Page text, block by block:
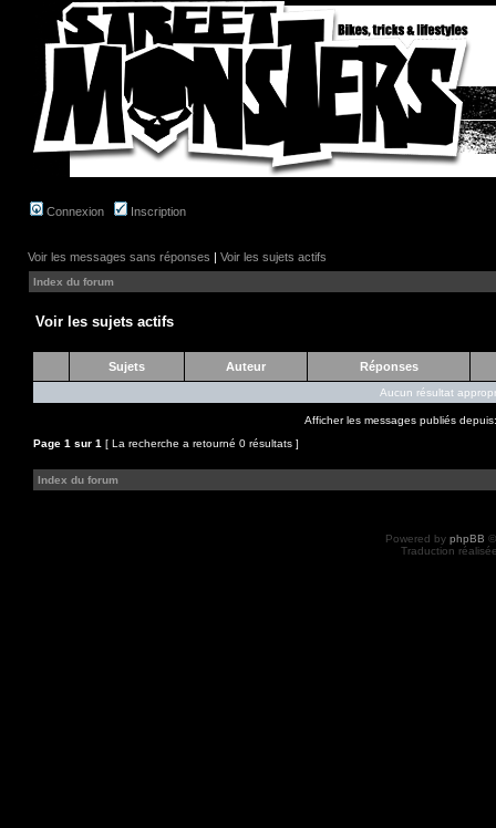
Connexion Inscription
Voir les messages sans réponses | Voir les sujets actifs
Index du forum
Voir les sujets actifs
Sujets Auteur Réponses
Aucun résultat
Afficher les messages publiés depuis:
Page 1 sur 1 [ La recherche a retourné 0 résultats ]
Index du forum
Powered by phpBB
Traduction